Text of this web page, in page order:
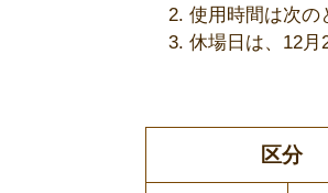
使用時間は次の
休場日は、12月
区分